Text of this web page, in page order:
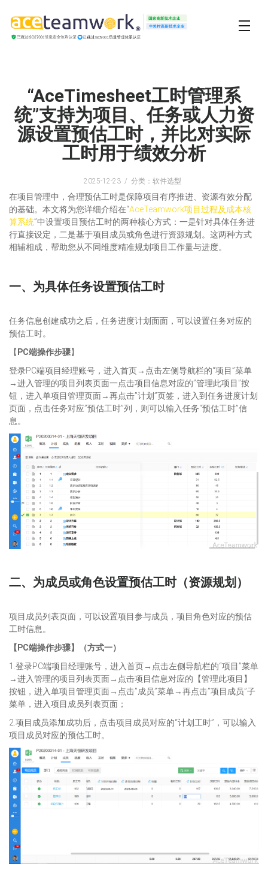
“AceTimesheet工时管理系
统”支持为项目、任务或人力资
源设置预估工时，并比对实际
工时用于绩效分析
2025-12-23 分类：软件选型
在项目管理中，合理预估工时是保障项目有序推进、资源有效分配
的基础。本文将为您详细介绍在“AceTeamwork项目过程及成本核
算系统”中设置项目预估工时的两种核心方式：一是针对具体任务进
行直接设定，二是基于项目成员或角色进行资源规划。这两种方式
相辅相成，帮助您从不同维度精准规划项目工作量与进度。
一、为具体任务设置预估工时
任务信息创建成功之后，任务进度计划面面，可以设置任务对应的
预估工时。
【 PC端操作步骤】
登录PC端项目经理账号，进入首页→点击左侧导航栏的“项目”菜单
→进入管理的项目列表页面一点击项目信息对应的”管理此项目”按
钮，进入单项目管理页面→再点击”计划”页签，进入到任务进度计划
页面，点击任务对应”预估工时”列，则可以输入任务“预估工时”信
息。
二、为成员或角色设置预估工时（资源规划）
项目成员列表页面，可以设置项目参与成员，项目角色对应的预估
工时信息。
【PC端操作步骤】（方式一）
1.登录PC端项目经理账号，进入首页→点击左侧导航栏的“项目”菜单
→进入管理的项目列表页面→点击项目信息对应的【管理此项目】
按钮，进入单项目管理页面→点击”成员”菜单→再点击”项目成员”子
菜单，进入项目成员列表页面；
2.项目成员添加成功后，点击项目成员对应的“计划工时”，可以输入
项目成员对应的预估工时。